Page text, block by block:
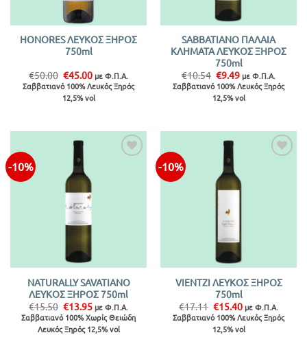
HONORES ΛΕΥΚΟΣ ΞΗΡΟΣ
750ml
€50.00 Original
price
was:
€50.00.
€45.00Η
τρέχουσα
τιμή
είναι:
με Φ.Π.Α.
Σαββατιανό 100% Λευκός Ξηρός
12,5% vol
SABBATIANO ΠΑΛΑΙΑ
ΚΛΗΜΑΤΑ ΛΕΥΚΟΣ ΞΗΡΟΣ
750ml
€10.54 Original
price
was:
€10.54.
€9.49Η
τρέχουσα
τιμή
είναι:
με Φ.Π.Α.
Σαββατιανό 100% Λευκός Ξηρός
12,5% vol
-10%
NATURALLY SAVATIANO
ΛΕΥΚΟΣ ΞΗΡΟΣ 750ml
€15.50 Original
price
was:
€15.50.
€13.95Η
τρέχουσα
τιμή
είναι:
με Φ.Π.Α.
Σαββατιανό 100% Χωρίς Θειώδη
Λευκός Ξηρός 12,5% vol
-10%
VIENTZI ΛΕΥΚΟΣ ΞΗΡΟΣ
750ml
€17.11 Original
price
was:
€17.11.
€15.40Η
τρέχουσα
τιμή
είναι:
με Φ.Π.Α.
Σαββατιανό 100% Λευκός Ξηρός
12,5% vol